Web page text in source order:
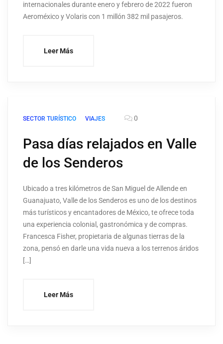
internacionales durante enero y febrero de 2022 fueron
Aeroméxico y Volaris con 1 millón 382 mil pasajeros.
Leer Más
SECTOR TURÍSTICO VIAJES 0
Pasa días relajados en Valle
de los Senderos
Ubicado a tres kilómetros de San Miguel de Allende en
Guanajuato, Valle de los Senderos es uno de los destinos
más turísticos y encantadores de México, te ofrece toda
una experiencia colonial, gastronómica y de compras.
Francesca Fisher, propietaria de algunas tierras de la
zona, pensó en darle una vida nueva a los terrenos áridos
[…]
Leer Más